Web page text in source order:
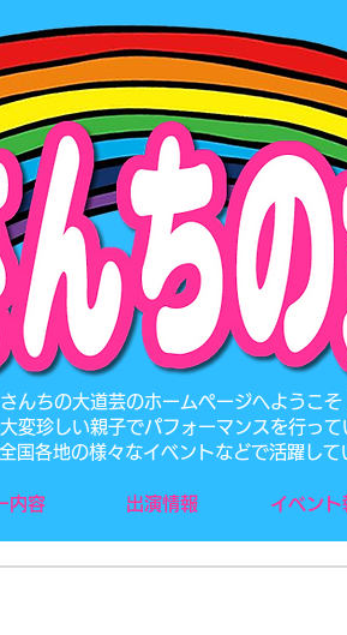
んちの大道芸のホームページへようこそ
変珍しい親子でパフォーマンスを行って
国各地の様々なイベントなどで活躍して
内容 出演情報 イベント